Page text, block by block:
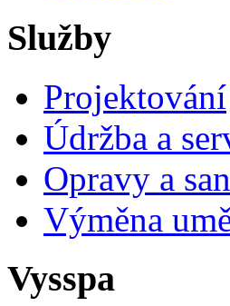
Služby
Projektování
Údržba a
Opravy a
Výměna
Vysspa